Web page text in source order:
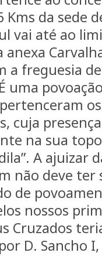
da sede
vai até ao
anexa
a freguesia
uma
cuja
na sua
A ajuizar
não deve
de
nossos
Cruzados
D. Sancho